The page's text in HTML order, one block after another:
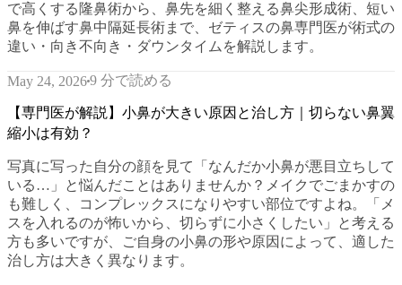
で高くする隆鼻術から、鼻先を細く整える鼻尖形成術、短い
鼻を伸ばす鼻中隔延長術まで、ゼティスの鼻専門医が術式の
違い・向き不向き・ダウンタイムを解説します。
May 24, 20269 分で読める
【専門医が解説】小鼻が大きい原因と治し方｜切らない鼻翼
縮小は有効？
写真に写った自分の顔を見て「なんだか小鼻が悪目立ちして
いる…」と悩んだことはありませんか？メイクでごまかすの
も難しく、コンプレックスになりやすい部位ですよね。「メ
スを入れるのが怖いから、切らずに小さくしたい」と考える
方も多いですが、ご自身の小鼻の形や原因によって、適した
治し方は大きく異なります。